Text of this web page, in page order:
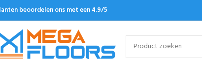
beoordelen ons met een 4.9/5